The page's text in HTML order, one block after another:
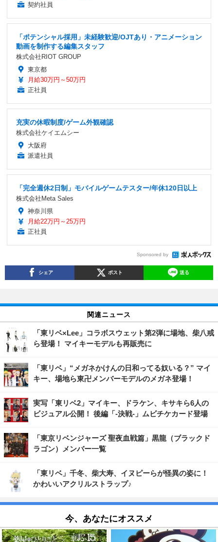
契約社員
「ポテンシャル採用」未経験歓迎/OJTあり・アニメーション
動画を制作する編集スタッフ
株式会社RIOT GROUP
東京都
月給30万円～50万円
正社員
充実の休暇制度/ゲーム外観確認
株式会社ケイエムシー
大阪府
派遣社員
「完全週休2日制」モバイルゲームテスター/年休120日以上
株式会社Meta Sales
神奈川県
月給22万円～25万円
正社員
Sponsored by
シェア ポスト 送る
関連ニュース
「東リベ×Lee」コラボスウェット第2弾に場地、柴八戒
ら登場！ マイキーモデルも再販売に
「東リベ」“メガネかけんの日和ってる奴いる？” マイ
キー、場地ら東卍メンバーモデルのメガネ登場！
実写「東リベ2」マイキー、ドラケン、キサキら6人の
ビジュアル公開！ 後編「-決戦-」ムビチケカード登場
「東京リベンジャーズ 聖夜血戦篇」黒龍（ブラックド
ラゴン）メンバー一覧
「東リベ」千冬、柴大寿、イヌピーらが怪異の姿に！
かわいいアクリルストラップ♪
今、あなたにオススメ